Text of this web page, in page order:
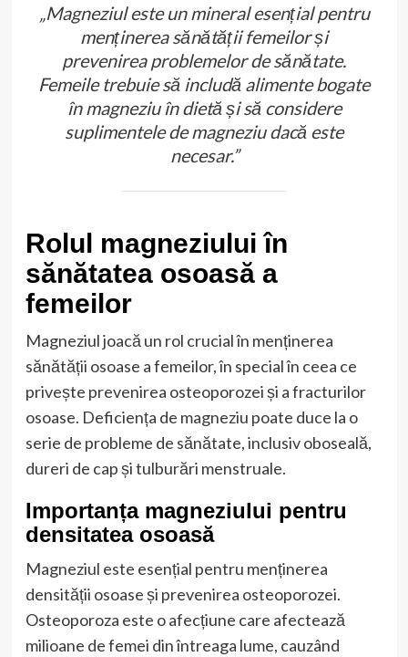
„Magneziul este un mineral esențial pentru
menținerea sănătății femeilor și
prevenirea problemelor de sănătate.
Femeile trebuie să includă alimente bogate
în magneziu în dietă și să considere
suplimentele de magneziu dacă este
necesar.”
Rolul magneziului în
sănătatea osoasă a
femeilor
Magneziul joacă un rol crucial în menținerea
sănătății osoase a femeilor, în special în ceea ce
privește prevenirea osteoporozei și a fracturilor
osoase. Deficiența de magneziu poate duce la o
serie de probleme de sănătate, inclusiv oboseală,
dureri de cap și tulburări menstruale.
Importanța magneziului pentru
densitatea osoasă
Magneziul este esențial pentru menținerea
densității osoase și prevenirea osteoporozei.
Osteoporoza este o afecțiune care afectează
milioane de femei din întreaga lume, cauzând